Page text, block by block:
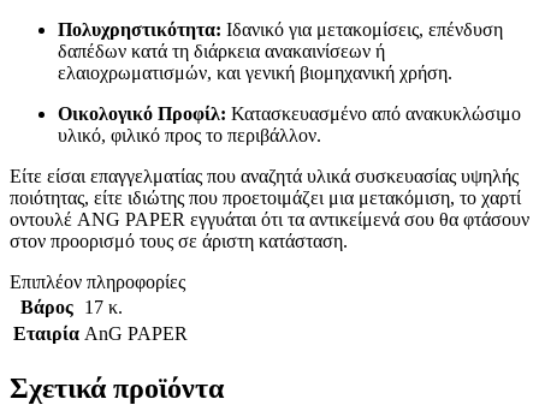
Πολυχρηστικότητα: Ιδανικό για μετακομίσεις, επένδυση
δαπέδων κατά τη διάρκεια ανακαινίσεων ή
ελαιοχρωματισμών, και γενική βιομηχανική χρήση.
Οικολογικό Προφίλ: Κατασκευασμένο από ανακυκλώσιμο
υλικό, φιλικό προς το περιβάλλον.
Είτε είσαι επαγγελματίας που αναζητά υλικά συσκευασίας υψηλής
ποιότητας, είτε ιδιώτης που προετοιμάζει μια μετακόμιση, το χαρτί
οντουλέ ANG PAPER εγγυάται ότι τα αντικείμενά σου θα φτάσουν
στον προορισμό τους σε άριστη κατάσταση.
Επιπλέον πληροφορίες
Βάρος
17 κ.
Εταιρία AnG PAPER
Σχετικά προϊόντα